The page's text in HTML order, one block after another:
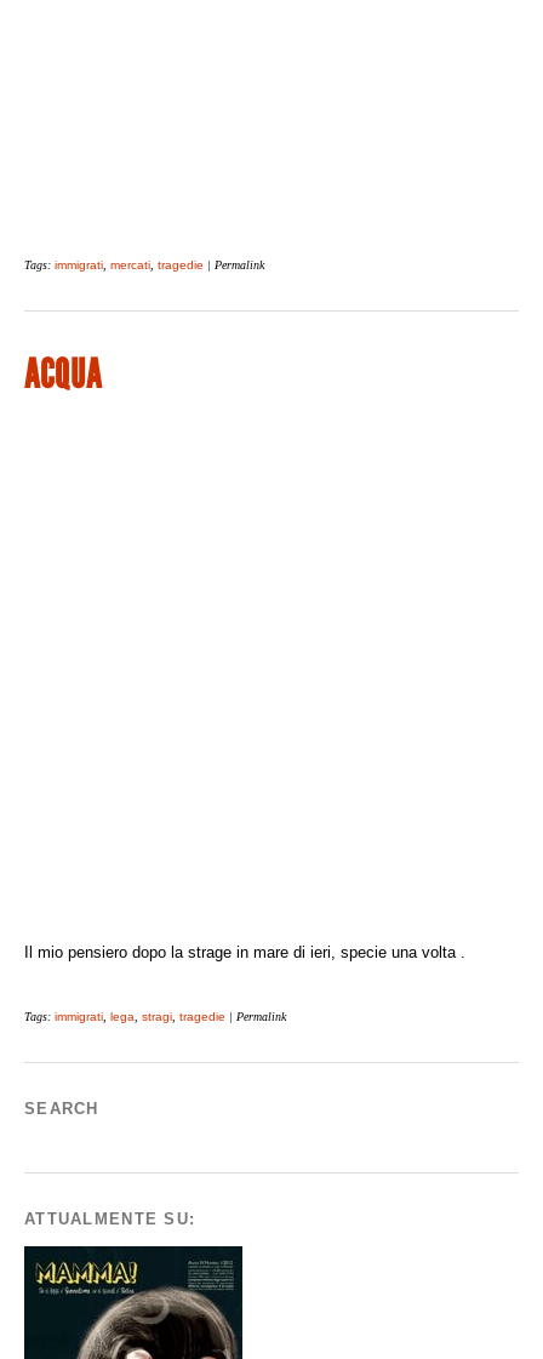
Tags: immigrati mercati tragedie | Permalink
ACQUA
Il mio pensiero dopo la strage in mare di ieri, specie una volta .
Tags: immigrati lega stragi tragedie | Permalink
SEARCH
ATTUALMENTE SU: